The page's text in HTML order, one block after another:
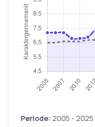
Periode: 2005 - 2025